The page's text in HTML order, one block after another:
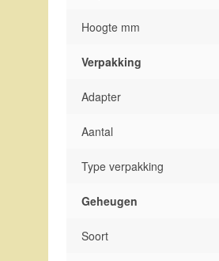
Hoogte mm
Verpakking
Adapter
Aantal
Type verpakking
Geheugen
Soort